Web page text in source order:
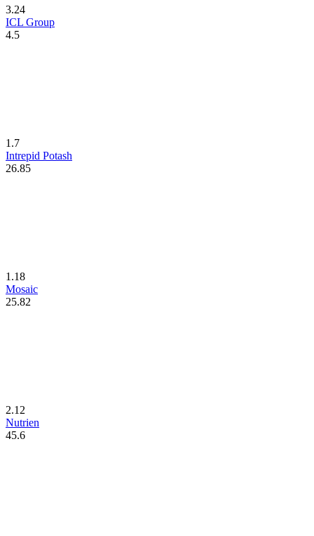
3.24
ICL Group
4.5
1.7
Intrepid Potash
26.85
1.18
Mosaic
25.82
2.12
Nutrien
45.6